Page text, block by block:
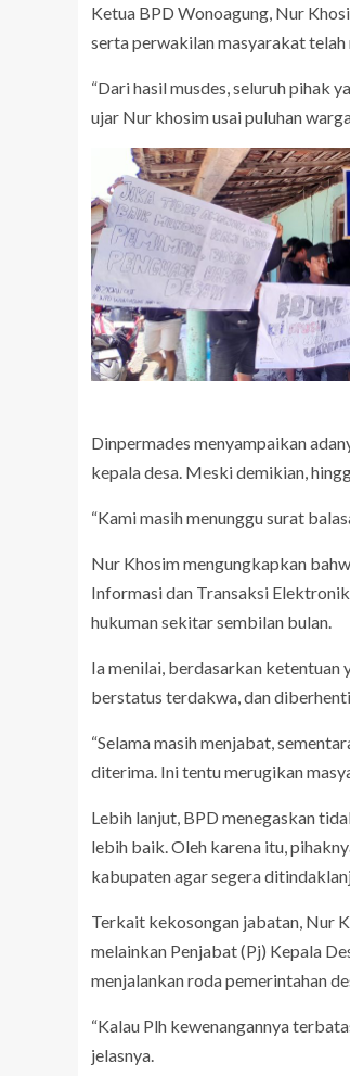
Ketua BPD Wonoagung, Nur
serta perwakilan masyarakat telah
“Dari hasil musdes, seluruh pihak
ujar Nur khosim usai puluhan
Dinpermades menyampaikan
kepala desa. Meski demikian,
“Kami masih menunggu surat
Nur Khosim mengungkapkan
Informasi dan Transaksi
hukuman sekitar sembilan bulan.
Ia menilai, berdasarkan ketentuan
berstatus terdakwa, dan
“Selama masih menjabat,
diterima. Ini tentu merugikan
Lebih lanjut, BPD menegaskan
lebih baik. Oleh karena itu,
kabupaten agar segera
Terkait kekosongan jabatan, Nur
melainkan Penjabat (Pj) Kepala
menjalankan roda pemerintahan
“Kalau Plh kewenangannya
jelasnya.